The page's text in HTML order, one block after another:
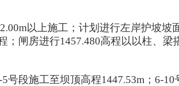
以上施工；计划进行左岸护坡坡
闸房进行1457.480高程以以柱、梁
5号段施工至坝顶高程1447.53m；6-10